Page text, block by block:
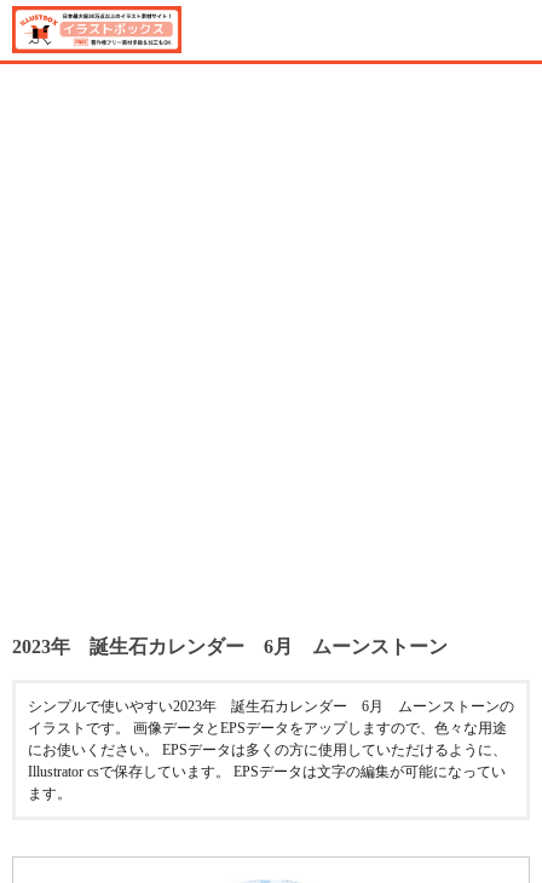
2023年 誕生石カレンダー 6月 ムーンストーン
シンプルで使いやすい2023年 誕生石カレンダー 6月 ムーンストーンの
イラストです。 画像データとEPSデータをアップしますので、色々な用途
にお使いください。 EPSデータは多くの方に使用していただけるように、
Illustrator csで保存しています。 EPSデータは文字の編集が可能になってい
ます。